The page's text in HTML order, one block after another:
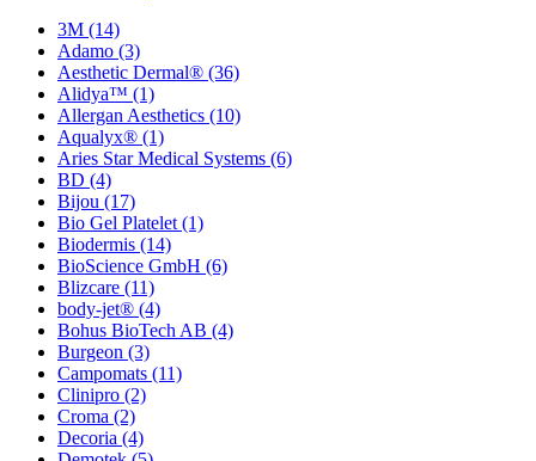
3M (14)
Adamo (3)
Aesthetic Dermal® (36)
Alidya™ (1)
Allergan Aesthetics (10)
Aqualyx® (1)
Aries Star Medical Systems (6)
BD (4)
Bijou (17)
Bio Gel Platelet (1)
Biodermis (14)
BioScience GmbH (6)
Blizcare (11)
body-jet® (4)
Bohus BioTech AB (4)
Burgeon (3)
Campomats (11)
Clinipro (2)
Croma (2)
Decoria (4)